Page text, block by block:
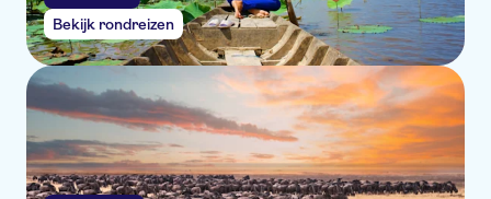
Bekijk rondreizen